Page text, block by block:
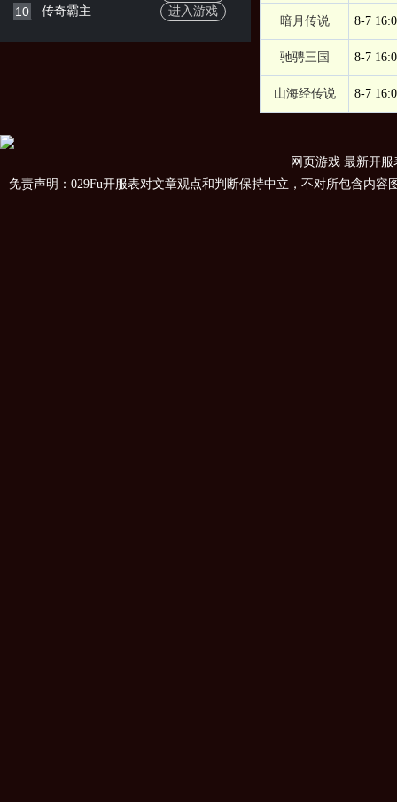
10 传奇霸主 进入游戏
暗月传说 8-7
驰骋三国 8-7
山海经传说 8-7
网页游戏 最新开服
免责声明：029Fu开服表对文章观点和判断保持中立，不对所包含内